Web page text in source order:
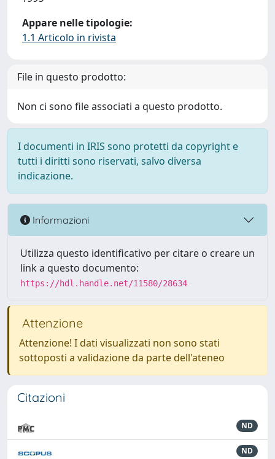
Appare nelle tipologie:
1.1 Articolo in rivista
File in questo prodotto:
Non ci sono file associati a questo prodotto.
I documenti in IRIS sono protetti da copyright e
tutti i diritti sono riservati, salvo diversa
indicazione.
Informazioni
Utilizza questo identificativo per citare o creare un
link a questo documento:
https://hdl.handle.net/11580/28634
Attenzione
Attenzione! I dati visualizzati non sono stati
sottoposti a validazione da parte dell'ateneo
Citazioni
ND
ND